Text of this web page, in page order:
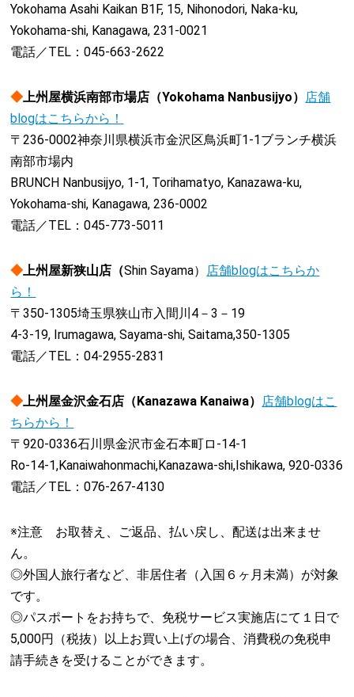
Yokohama Asahi Kaikan B1F, 15, Nihonodori, Naka-ku,
Yokohama-shi, Kanagawa, 231-0021
電話／TEL：045-663-2622
◆上州屋横浜南部市場店（Yokohama Nanbusijyo） 店舗
blogはこちらから！
〒236-0002神奈川県横浜市金沢区鳥浜町1-1ブランチ横浜
南部市場内
BRUNCH Nanbusijyo, 1-1, Torihamatyo, Kanazawa-ku,
Yokohama-shi, Kanagawa, 236-0002
電話／TEL：045-773-5011
◆上州屋新狭山店（Shin Sayama） 店舗blogはこちらか
ら！
〒350-1305埼玉県狭山市入間川4－3－19
4-3-19, Irumagawa, Sayama-shi, Saitama,350-1305
電話／TEL：04-2955-2831
◆上州屋金沢金石店（Kanazawa Kanaiwa） 店舗blogはこ
ちらから！
〒920-0336石川県金沢市金石本町ロ-14-1
Ro-14-1,Kanaiwahonmachi,Kanazawa-shi,Ishikawa, 920-0336
電話／TEL：076-267-4130
※注意 お取替え、ご返品、払い戻し、配送は出来ませ
ん。
◎外国人旅行者など、非居住者（入国６ヶ月未満）が対象
です。
◎パスポートをお持ちで、免税サービス実施店にて１日で
5,000円（税抜）以上お買い上げの場合、消費税の免税申
請手続きを受けることができます。